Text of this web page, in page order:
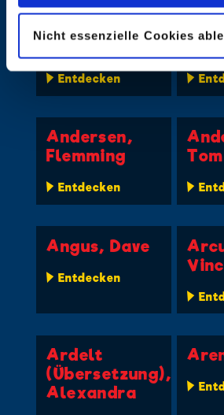
Nicht essenzielle Cookies
Ambrosio,
Entdecken
Andersen,
Flemming
Entdecken
Tom
Angus, Dave
Entdecken
Ardelt
(Übersetzung),
Alexandra